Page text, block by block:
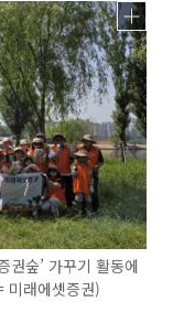
숲’ 가꾸기 활동에
미래에셋증권)